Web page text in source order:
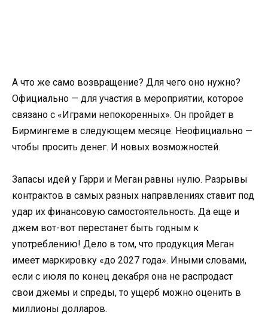
А что же само возвращение? Для чего оно нужно?
Официально — для участия в мероприятии, которое
связано с «Играми непокоренных». Он пройдет в
Бирмингеме в следующем месяце. Неофициально —
чтобы просить денег. И новых возможностей.
Запасы идей у Гарри и Меган равны нулю. Разрывы
контрактов в самых разных направлениях ставит под
удар их финансовую самостоятельность. Да еще и
джем вот-вот перестанет быть годным к
употреблению! Дело в том, что продукция Меган
имеет маркировку «до 2027 года». Иными словами,
если с июля по конец декабря она не распродаст
свои джемы и спреды, то ущерб можно оценить в
миллионы долларов.